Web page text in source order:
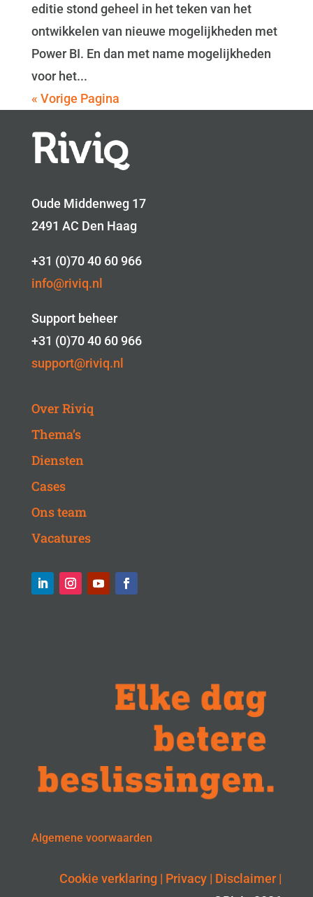
editie stond geheel in het teken van het
ontwikkelen van nieuwe mogelijkheden met
Power BI. En dan met name mogelijkheden
voor het...
« Vorige Pagina
Oude Middenweg 17
2491 AC Den Haag
+31 (0)70 40 60 966
info@riviq.nl
Support beheer
+31 (0)70 40 60 966
support@riviq.nl
Over Riviq
Thema’s
Diensten
Cases
Ons team
Vacatures
Algemene voorwaarden
Cookie verklaring | Privacy | Disclaimer |